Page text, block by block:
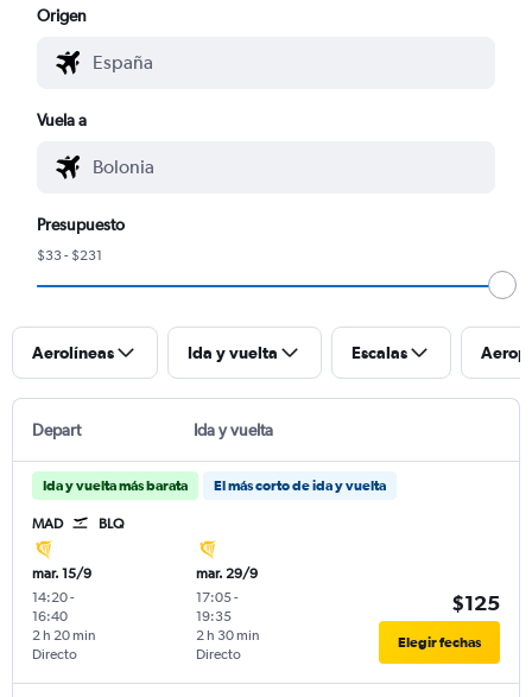
Origen
Vuela a
Presupuesto
$33 - $231
Aerolíneas Ida y vuelta Escalas
Depart Ida y vuelta
Ida y vuelta más barata El más corto de ida y vuelta
MAD BLQ
mar. 15/9
14:20-
16:40
Directo
2 h 20 min
mar. 29/9
17:05-
19:35
Directo
2 h 30 min
$125
Elegir fechas